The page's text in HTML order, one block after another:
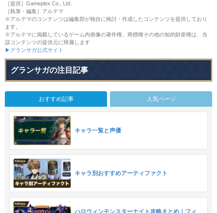
［提供］Gameplex Co., Ltd.
［執筆・編集］アルテマ
※アルテマのコンテンツは編集部が独自に検討・作成したコンテンツを提供しており
ます。
※アルテマに掲載しているゲーム内画像の著作権、商標権その他の知的財産権は、当
該コンテンツの提供元に帰属します
▶グランサガ公式サイト
グランサガの注目記事
おすすめ記事 人気ページ
キャラ一覧と声優
キャラ別おすすめアーティファクト
ハロウィンモンスターナイト攻略まとめ｜フィ